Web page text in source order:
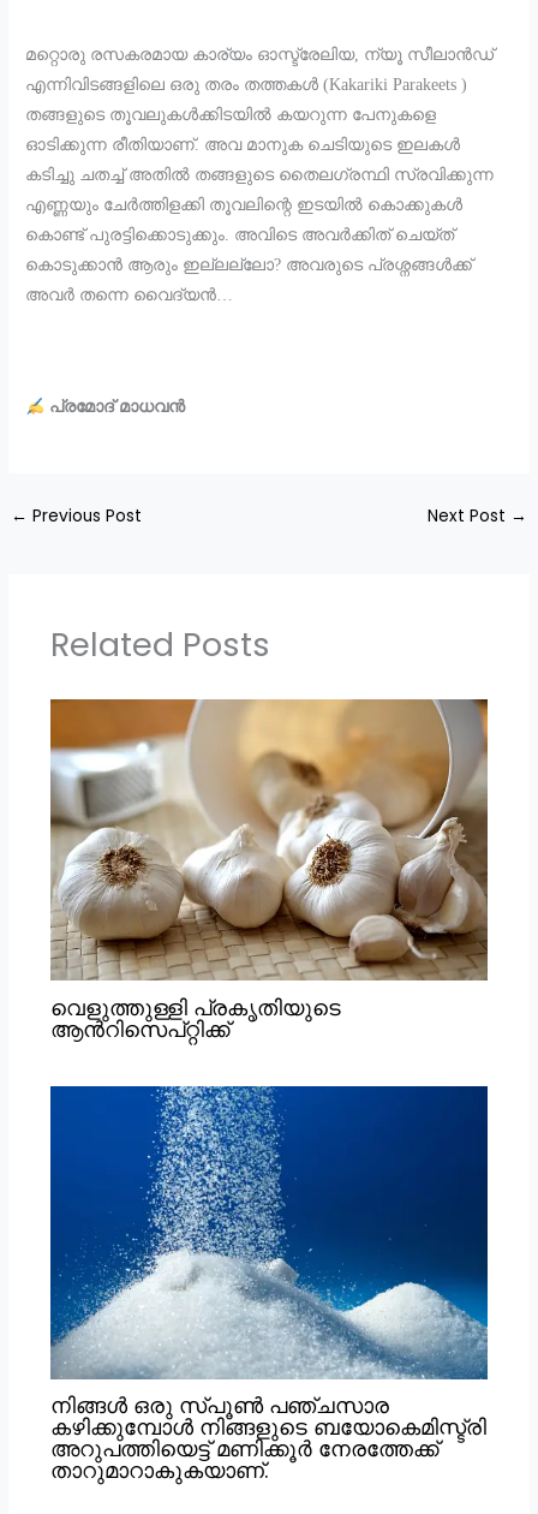
മറ്റൊരു രസകരമായ കാര്യം ഓസ്ട്രേലിയ, ന്യൂ സീലാൻഡ്
എന്നിവിടങ്ങളിലെ ഒരു തരം തത്തകൾ (Kakariki Parakeets )
തങ്ങളുടെ തൂവലുകൾക്കിടയിൽ കയറുന്ന പേനുകളെ
ഓടിക്കുന്ന രീതിയാണ്. അവ മാനുക ചെടിയുടെ ഇലകൾ
കടിച്ചു ചതച്ച് അതിൽ തങ്ങളുടെ തൈലഗ്രന്ഥി സ്രവിക്കുന്ന
എണ്ണയും ചേർത്തിളക്കി തൂവലിന്റെ ഇടയിൽ കൊക്കുകൾ
കൊണ്ട് പുരട്ടിക്കൊടുക്കും. അവിടെ അവർക്കിത് ചെയ്ത്
കൊടുക്കാൻ ആരും ഇല്ലല്ലോ? അവരുടെ പ്രശ്നങ്ങൾക്ക്
അവർ തന്നെ വൈദ്യൻ…
പ്രമോദ് മാധവൻ
← Previous Post Next Post →
Related Posts
വെളുത്തുള്ളി പ്രകൃതിയുടെ
ആൻറിസെപ്റ്റിക്ക്
നിങ്ങൾ ഒരു സ്പൂൺ പഞ്ചസാര
കഴിക്കുമ്പോൾ നിങ്ങളുടെ ബയോകെമിസ്ട്രി
അറുപത്തിയെട്ട് മണിക്കൂർ നേരത്തേക്ക്
താറുമാറാകുകയാണ്.